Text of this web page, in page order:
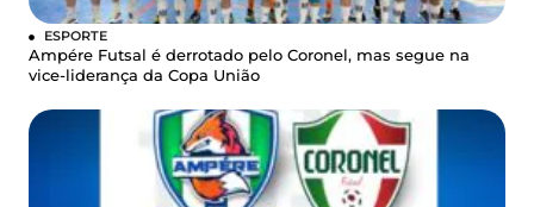
ESPORTE
Ampére Futsal é derrotado pelo Coronel, mas segue na
vice-liderança da Copa União